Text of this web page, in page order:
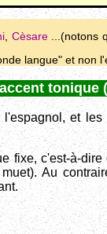
, Cèsare...(notons
langue" et non
tonique
et
fixe, c'est-à-
Au